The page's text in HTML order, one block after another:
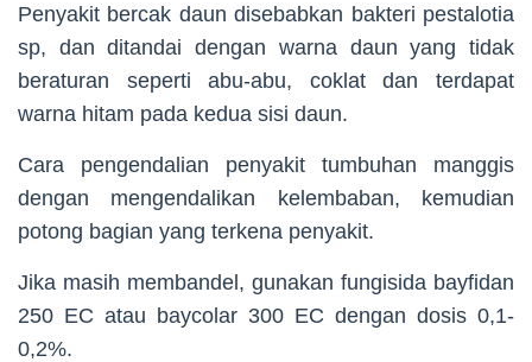
Penyakit bercak daun disebabkan bakteri pestalotia
sp, dan ditandai dengan warna daun yang tidak
beraturan seperti abu-abu, coklat dan terdapat
warna hitam pada kedua sisi daun.
Cara pengendalian penyakit tumbuhan manggis
dengan mengendalikan kelembaban, kemudian
potong bagian yang terkena penyakit.
Jika masih membandel, gunakan fungisida bayfidan
250 EC atau baycolar 300 EC dengan dosis 0,1-
0,2%.